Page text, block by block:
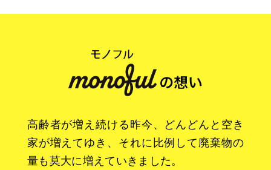
高齢者が増え続ける昨今、どんどんと空き
家が増えてゆき、それに比例して廃棄物の
量も莫大に増えていきました。